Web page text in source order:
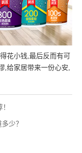
花小钱,最后反而有可
,给家居带来一份心安,
少？